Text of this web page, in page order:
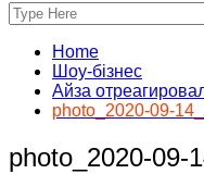
Home
Шоу-бізнес
Айза
photo_2020-09-
photo_2020-09-